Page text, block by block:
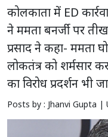
कोलकाता में ED
ने ममता बनर्जी पर
प्रसाद ने कहा- ममता
लोकतंत्र को शर्मसार
का विरोध प्रदर्शन भी
Posts by : Jhanvi Gupta |